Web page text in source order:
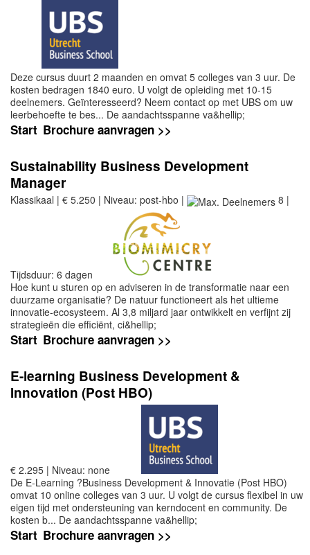
Deze cursus duurt 2 maanden en omvat 5 colleges van 3 uur. De
kosten bedragen 1840 euro. U volgt de opleiding met 10-15
deelnemers. Geïnteresseerd? Neem contact op met UBS om uw
leerbehoefte te bes... De aandachtsspanne va&hellip;
Start Brochure aanvragen >>
Sustainability Business Development
Manager
Klassikaal | € 5.250 | Niveau: post-hbo | 8 |
Tijdsduur: 6 dagen
Hoe kunt u sturen op en adviseren in de transformatie naar een
duurzame organisatie? De natuur functioneert als het ultieme
innovatie-ecosysteem. Al 3,8 miljard jaar ontwikkelt en verfijnt zij
strategieën die efficiënt, ci&hellip;
Start Brochure aanvragen >>
E-learning Business Development &
Innovation (Post HBO)
€ 2.295 | Niveau: none
De E-Learning ?Business Development & Innovatie (Post HBO)
omvat 10 online colleges van 3 uur. U volgt de cursus flexibel in uw
eigen tijd met ondersteuning van kerndocent en community. De
kosten b... De aandachtsspanne va&hellip;
Start Brochure aanvragen >>